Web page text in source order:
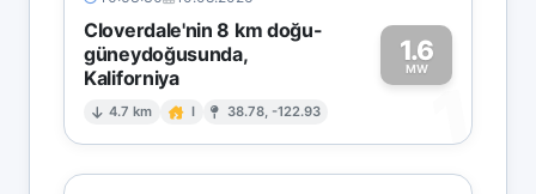
Cloverdale'nin 8 km doğu-
güneydoğusunda,
Kaliforniya
4.7 km I 38.78, -122.93
1.6
MW
1